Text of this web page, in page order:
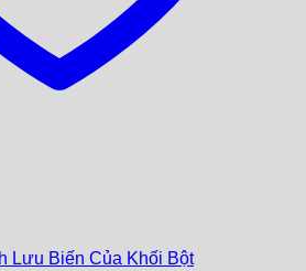
Lưu Biến Của Khối Bột